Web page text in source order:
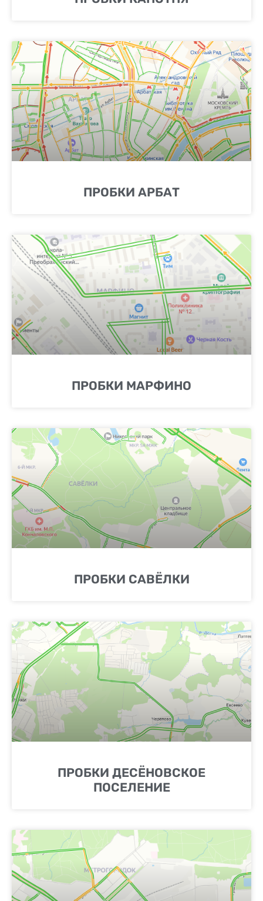
ПРОБКИ АРБАТ
ПРОБКИ МАРФИНО
ПРОБКИ САВЁЛКИ
ПРОБКИ ДЕСЁНОВСКОЕ
ПОСЕЛЕНИЕ